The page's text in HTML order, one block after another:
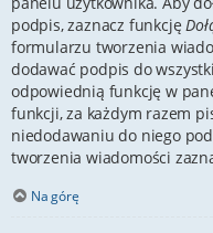
podpis, zaznacz funkcję
formularzu tworzenia
dodawać podpis do
odpowiednią funkcję w
funkcji, za każdym razem
niedodawaniu do niego
tworzenia wiadomości
Na górę